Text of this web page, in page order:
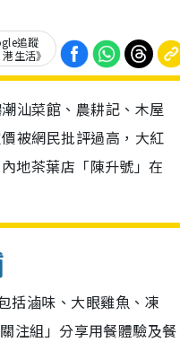
追蹤
港生活》
汕菜館、農耕記、木屋
被網民批評過高，大紅
地茶葉店「陳升號」在
括滷味、大眼雞魚、凍
注組」分享用餐體驗及餐